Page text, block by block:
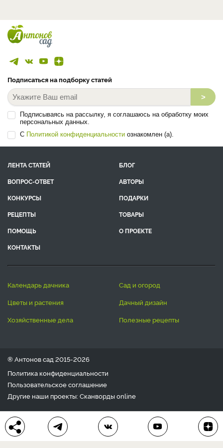
Подписаться на подборку статей
>
Подписываясь на рассылку, я соглашаюсь на обработку моих
персональных данных.
С Политикой конфиденциальности ознакомлен (а).
ЛЕНТА СТАТЕЙ
БЛОГ
ВОПРОС-ОТВЕТ
АВТОРЫ
КОНКУРСЫ
ПОДАРКИ
РЕЦЕПТЫ
ТОВАРЫ
ПОМОЩЬ
О ПРОЕКТЕ
КОНТАКТЫ
календарь дачника
сад и огород
цветы и растения
дачный дизайн
хозяйственные дела
полезные рецепты
® Антонов сад 2015-2026
Политика конфиденциальности
Пользовательское соглашение
Другие наши проекты: Сканвордыonline
Любое использование материала допускается только с
письменного согласия редакции